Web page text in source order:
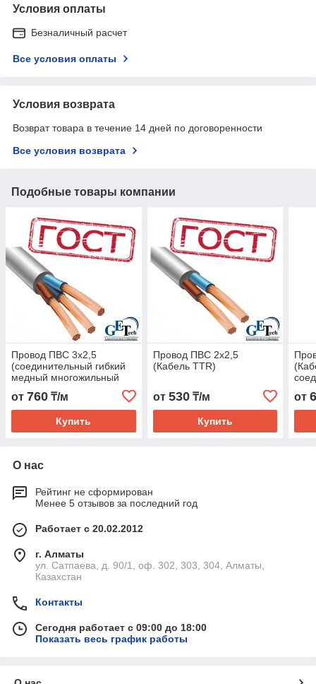
Условия оплаты
Безналичный расчет
Все условия оплаты
Условия возврата
Возврат товара в течение 14 дней по договоренности
Все условия возврата
Подобные товары компании
Провод ПВС 3х2,5
(соединительный гибкий
медный многожильный
кабель TTR) ГОСТ
от 760 ₸/м
Купить
Провод ПВС 2х2,5
(Кабель TTR)
от 530₸/м
Купить
от
О нас
Рейтинг не сформирован
Менее 5 отзывов за последний год
Работает с 20.02.2012
г. Алматы
ул. Сатпаева, д. 90/1, оф. 302, 303, 304, Алматы,
Казахстан
Контакты
Сегодня работает с 09:00 до 18:00
Показать весь график работы